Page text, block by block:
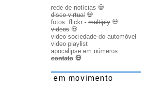
rede de notícias 💀
disco virtual 💀
fotos: flickr - multiply 💀
videos 💀
video sociedade do automóvel
video playlist
apocalipse em números
contato 💀
em movimento